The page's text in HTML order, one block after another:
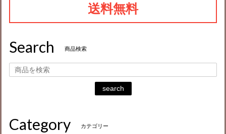
送料無料
Search 商品検索
search
Category カテゴリー